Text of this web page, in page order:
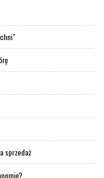
sprzedaż